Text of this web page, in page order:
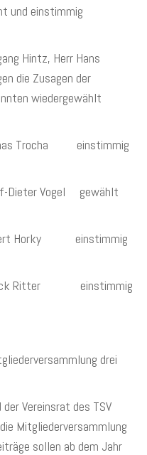
und einstimmig
Hintz, Herr Hans
die Zusagen der
wiedergewählt
Trocha einstimmig
Dieter Vogel gewählt
Horky einstimmig
Ritter einstimmig
drei
Vereinsrat des TSV
Mitgliederversammlung
sollen ab dem Jahr